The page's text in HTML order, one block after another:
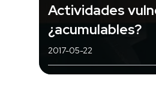
Actividades
¿acumulables?
2017-05-22